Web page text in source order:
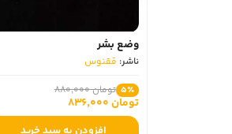
وضع بشر
ناشر: ققنوس
5٪ تومان 880,000
تومان 836,000
افزودن به سبد خرید